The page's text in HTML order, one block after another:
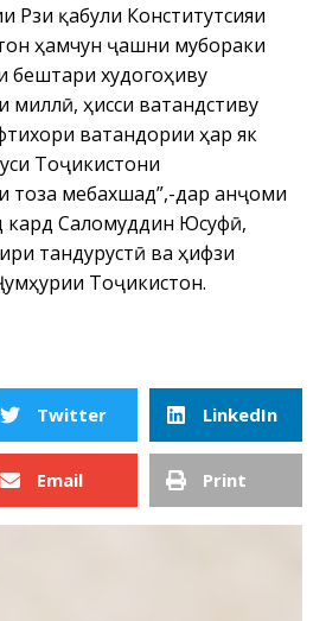
Рӯзи қабули Конститутсияи
ҳамчун ҷашни мубораки
бештари худогоҳиву
ҳисси ватандӯстиву
ватандории ҳар як
Тоҷикистони
тоза мебахшад”,-дар анҷоми
кард Саломуддин Юсуфӣ,
тандурустӣ ва ҳифзи
Тоҷикистон.
Twitter LinkedIn
Email Print